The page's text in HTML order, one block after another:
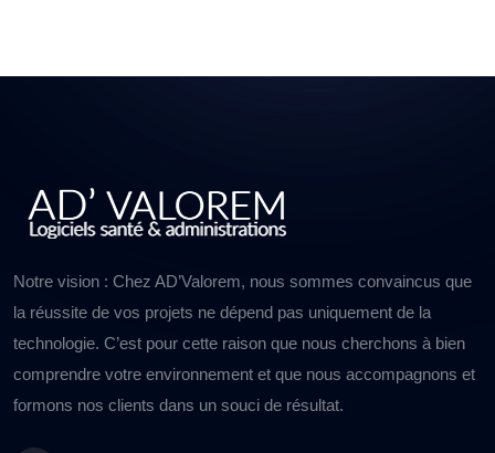
Notre vision : Chez AD’Valorem, nous sommes convaincus que
la réussite de vos projets ne dépend pas uniquement de la
technologie. C’est pour cette raison que nous cherchons à bien
comprendre votre environnement et que nous accompagnons et
formons nos clients dans un souci de résultat.